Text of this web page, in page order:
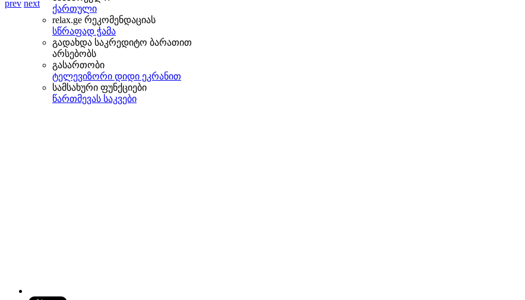
prev next
ქართული
relax.ge რეკომენდაციას
სწრაფად ჭამა
გადახდა საკრედიტო ბარათით
არსებობს
გასართობი
ტელევიზორი დიდი ეკრანით
სამსახური ფუნქციები
წართმევას საკვები